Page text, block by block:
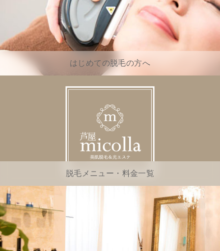
はじめての脱毛の方へ
脱毛メニュー・料金一覧